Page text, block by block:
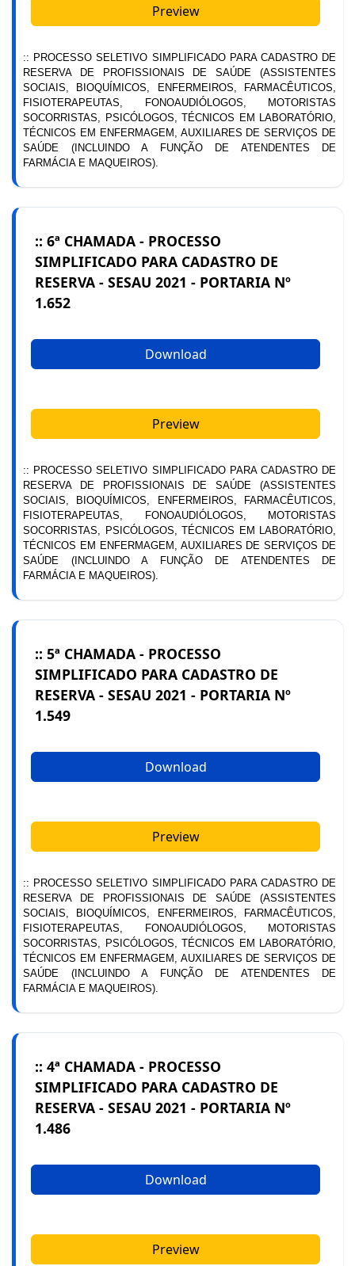
Preview
:: PROCESSO SELETIVO SIMPLIFICADO PARA CADASTRO DE
RESERVA DE PROFISSIONAIS DE SAÚDE (ASSISTENTES
SOCIAIS, BIOQUÍMICOS, ENFERMEIROS, FARMACÊUTICOS,
FISIOTERAPEUTAS, FONOAUDIÓLOGOS, MOTORISTAS
SOCORRISTAS, PSICÓLOGOS, TÉCNICOS EM LABORATÓRIO,
TÉCNICOS EM ENFERMAGEM, AUXILIARES DE SERVIÇOS DE
SAÚDE (INCLUINDO A FUNÇÃO DE ATENDENTES DE
FARMÁCIA E MAQUEIROS).
:: 6ª CHAMADA - PROCESSO
SIMPLIFICADO PARA CADASTRO DE
RESERVA - SESAU 2021 - PORTARIA Nº
1.652
Download
Preview
:: PROCESSO SELETIVO SIMPLIFICADO PARA CADASTRO DE
RESERVA DE PROFISSIONAIS DE SAÚDE (ASSISTENTES
SOCIAIS, BIOQUÍMICOS, ENFERMEIROS, FARMACÊUTICOS,
FISIOTERAPEUTAS, FONOAUDIÓLOGOS, MOTORISTAS
SOCORRISTAS, PSICÓLOGOS, TÉCNICOS EM LABORATÓRIO,
TÉCNICOS EM ENFERMAGEM, AUXILIARES DE SERVIÇOS DE
SAÚDE (INCLUINDO A FUNÇÃO DE ATENDENTES DE
FARMÁCIA E MAQUEIROS).
:: 5ª CHAMADA - PROCESSO
SIMPLIFICADO PARA CADASTRO DE
RESERVA - SESAU 2021 - PORTARIA Nº
1.549
Download
Preview
:: PROCESSO SELETIVO SIMPLIFICADO PARA CADASTRO DE
RESERVA DE PROFISSIONAIS DE SAÚDE (ASSISTENTES
SOCIAIS, BIOQUÍMICOS, ENFERMEIROS, FARMACÊUTICOS,
FISIOTERAPEUTAS, FONOAUDIÓLOGOS, MOTORISTAS
SOCORRISTAS, PSICÓLOGOS, TÉCNICOS EM LABORATÓRIO,
TÉCNICOS EM ENFERMAGEM, AUXILIARES DE SERVIÇOS DE
SAÚDE (INCLUINDO A FUNÇÃO DE ATENDENTES DE
FARMÁCIA E MAQUEIROS).
:: 4ª CHAMADA - PROCESSO
SIMPLIFICADO PARA CADASTRO DE
RESERVA - SESAU 2021 - PORTARIA Nº
1.486
Download
Preview